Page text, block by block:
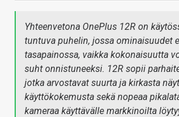
Yhteenvetona OnePlus 12R on
tuntuva puhelin, jossa ominaisuudet
tasapainossa, vaikka kokonaisuutta
suht onnistuneeksi. 12R sopii
jotka arvostavat suurta ja kirkasta
käyttökokemusta sekä nopeaa
kameraa käyttävälle markkinoilta